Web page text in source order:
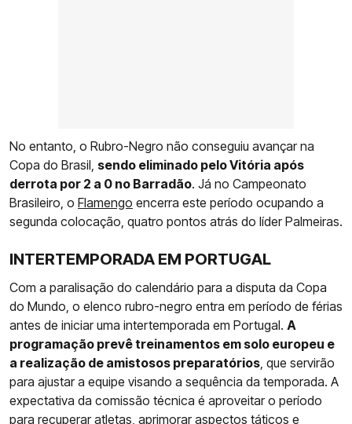
No entanto, o Rubro-Negro não conseguiu avançar na
Copa do Brasil, sendo eliminado pelo Vitória após
derrota por 2 a 0 no Barradão. Já no Campeonato
Brasileiro, o Flamengo encerra este período ocupando a
segunda colocação, quatro pontos atrás do líder Palmeiras.
INTERTEMPORADA EM PORTUGAL
Com a paralisação do calendário para a disputa da Copa
do Mundo, o elenco rubro-negro entra em período de férias
antes de iniciar uma intertemporada em Portugal. A
programação prevê treinamentos em solo europeu e
a realização de amistosos preparatórios , que servirão
para ajustar a equipe visando a sequência da temporada. A
expectativa da comissão técnica é aproveitar o período
para recuperar atletas, aprimorar aspectos táticos e